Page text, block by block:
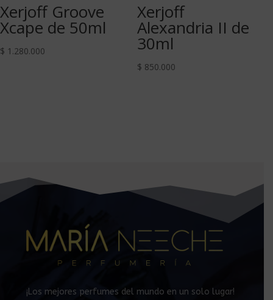
Xerjoff Groove
Xcape de 50ml
$ 1.280.000
Xerjoff
Alexandria II de
30ml
$ 850.000
¡Los mejores perfumes del mundo en un solo lugar!